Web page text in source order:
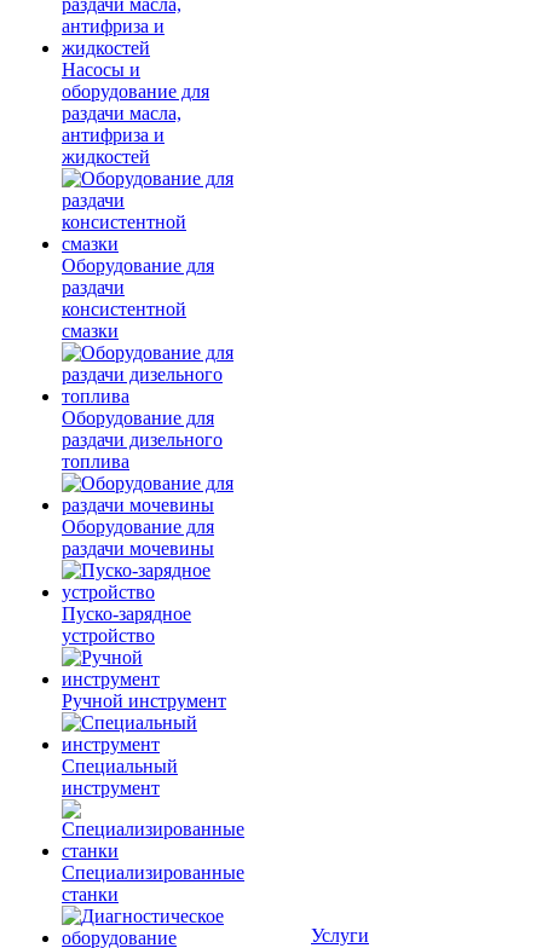
Насосы и
оборудование для
раздачи масла,
антифриза и
жидкостей
Оборудование для
раздачи
консистентной
смазки
Оборудование для
раздачи дизельного
топлива
Оборудование для
раздачи мочевины
Пуско-зарядное
устройство
Ручной инструмент
Специальный
инструмент
Специализированные
станки
Услуги